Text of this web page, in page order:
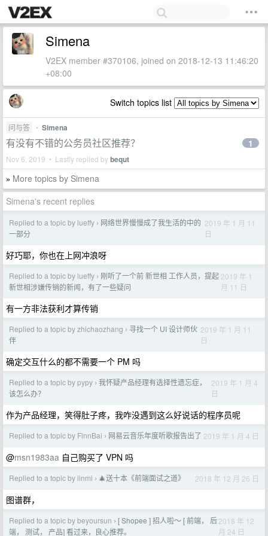
Simena
V2EX member #370106, joined on 2018-12-13 11:46:20
+08:00
Switch topics list
问与答 • Simena
有没有不错的公务员社区推荐？
Nov 6, 2019 • Lastly replied bybequt
1
» More topics by Simena
Simena's recent replies
Replied to a topic by lueffy › 网络世界慢慢成了我生活的中的
一部分
2019 年 1 月 11
日
好巧耶，你也在上网冲浪呀
Replied to a topic by lueffy › 刚听了一个前 新世相 工作人员，提起
新世相涉嫌传销的新闻，有了一些疑问
2019 年 1
月 11 日
有一方非法获利才算传销
Replied to a topic by zhichaozhang › 寻找一个 UI 设计师伙
伴
2019 年 1 月 11
日
确定交互什么的都不需要一个 PM 吗
Replied to a topic by pypy › 我怀疑产品经理有选择性遗忘症，
该怎么办？
2019 年 1 月 4
日
作为产品经理，笑得肚子疼，我咋没遇到这么好说话的程序员呢
Replied to a topic by FinnBai › 网易云音乐年度听歌报告出了 2019 年 1 月 4 日
@msn1983aa 自己购买了 VPN 吗
Replied to a topic by linmi › 🎄送十本《前端面试之道》 2018 年 12 月 26 日
图谱群，
Replied to a topic by beyoursun › [ Shopee ] 招人啦～ [ 前端， 后
端， 测试， 产品] 看过来，良心推荐。
2018 年 12
月 24 日